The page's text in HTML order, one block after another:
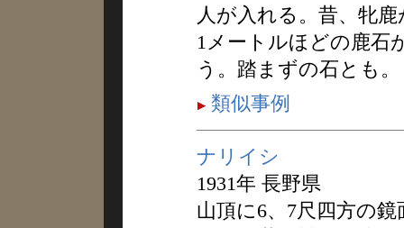
人が入れる。昔、牝
1メートルほどの鹿石
う。踏まずの石とも。
類似事例
ナリイシ
1931年 長野県
山頂に6、7尺四方の